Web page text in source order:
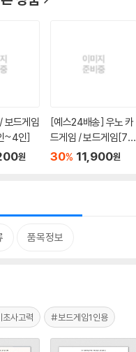
보드게임
~4인]
원
[예스24배송] 우노 카
드게임 / 보드게임[7세
이상...
30% 11,900원
품목정보
사고력 #보드게임1인용